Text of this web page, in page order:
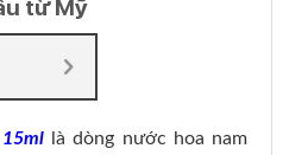
từ Mỹ
là dòng nước hoa nam